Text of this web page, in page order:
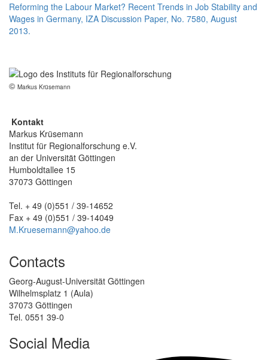
Reforming the Labour Market? Recent Trends in Job Stability and
Wages in Germany, IZA Discussion Paper, No. 7580, August
2013.
© Markus Krüsemann
Kontakt
Markus Krüsemann
Institut für Regionalforschung e.V.
an der Universität Göttingen
Humboldtallee 15
37073 Göttingen
Tel. + 49 (0)551 / 39-14652
Fax + 49 (0)551 / 39-14049
M.Kruesemann@yahoo.de
Contacts
Georg-August-Universität Göttingen
Wilhelmsplatz 1 (Aula)
37073 Göttingen
Tel. 0551 39-0
Social Media